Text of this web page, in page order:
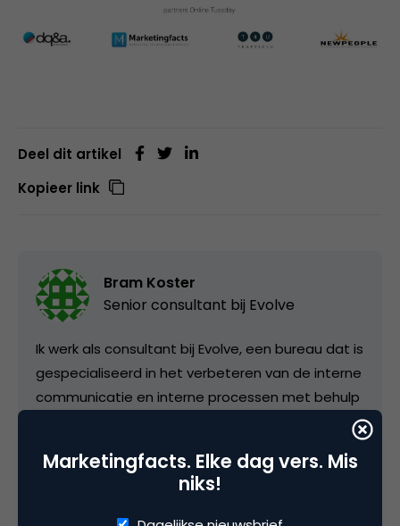
Deel dit artikel
Kopieer link
Bram Koster
Senior consultant bij Evolve
Ik werk als consultant bij Evolve, een bureau dat is
gespecialiseerd in het verbeteren van de interne
communicatie en interne processen met behulp
bij o.a. Online Tuesday en NIMA.
Marketingfacts. Elke dag vers. Mis
niks!